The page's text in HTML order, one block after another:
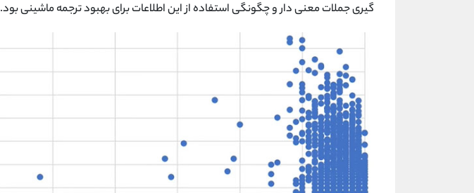
گیری جملات معنی دار و چگونگی استفاده از این اطلاعات برای بهبود ترجمه ماشینی بود.